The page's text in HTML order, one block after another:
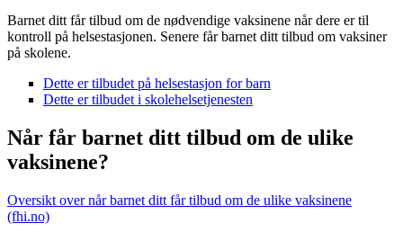
Barnet ditt får tilbud om de nødvendige vaksinene når dere er til
kontroll på helsestasjonen. Senere får barnet ditt tilbud om vaksiner
på skolene.
Dette er tilbudet på helsestasjon for barn
Dette er tilbudet i skolehelsetjenesten
Når får barnet ditt tilbud om de ulike
vaksinene?
Oversikt over når barnet ditt får tilbud om de ulike vaksinene
(fhi.no)